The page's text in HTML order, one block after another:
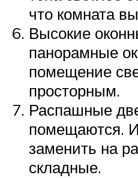
что комната
Высокие
панорамные
помещение
просторным.
Распашные
помещаются.
заменить на
складные.